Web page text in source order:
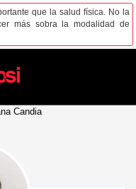
que la salud física. No la
más sobra la modalidad de
Candia